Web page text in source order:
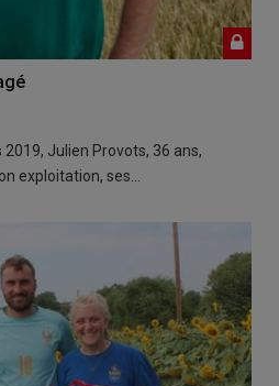
2019, Julien Provots, 36 ans,
exploitation, ses…